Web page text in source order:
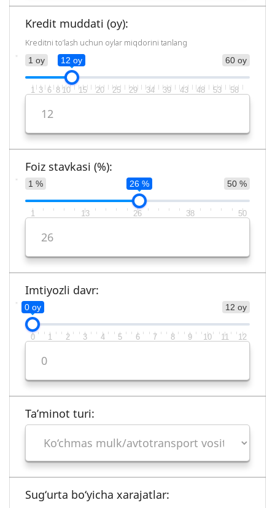
Kredit muddati (oy):
Kreditni to’lash uchun oylar miqdorini tanlang
1 oy 60 oy
12 oy
1 3 6 8 10 15 20 25 29 34 39 43 48 53 58
Foiz stavkasi (%):
1 % 50 %
26 %
1 13 26 38 50
Imtiyozli davr:
12 oy
0 oy
0 1 2 3 4 5 6 7 8 9 10 11 12
Ta’minot turi:
Sug‘urta bo‘yicha xarajatlar: